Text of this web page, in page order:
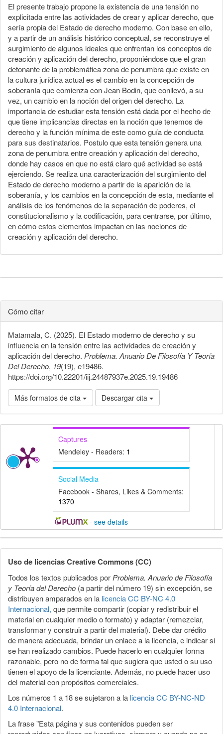
El presente trabajo propone la existencia de una tensión no
explicitada entre las actividades de crear y aplicar derecho, que
sería propia del Estado de derecho moderno. Con base en ello,
y a partir de un análisis histórico conceptual, se reconstruye el
surgimiento de algunos ideales que enfrentan los conceptos de
creación y aplicación del derecho, proponiéndose que el gran
detonante de la problemática zona de penumbra que existe en
la cultura jurídica actual es el cambio en la concepción de
soberanía que comienza con Jean Bodin, que conllevó, a su
vez, un cambio en la noción del origen del derecho. La
importancia de estudiar esta tensión está dada por el hecho de
que tiene implicancias directas en la noción que tenemos de
derecho y la función mínima de este como guía de conducta
para sus destinatarios. Postulo que esta tensión genera una
zona de penumbra entre creación y aplicación del derecho,
donde hay casos en que no está claro qué actividad se está
ejerciendo. Se realiza una caracterización del surgimiento del
Estado de derecho moderno a partir de la aparición de la
soberanía, y los cambios en la concepción de esta, mediante el
análisis de los fenómenos de la separación de poderes, el
constitucionalismo y la codificación, para centrarse, por último,
en cómo estos elementos impactan en las nociones de
creación y aplicación del derecho.
Cómo citar
Matamala, C. (2025). El Estado moderno de derecho y su
influencia en la tensión entre las actividades de creación y
aplicación del derecho. Problema. Anuario De Filosofía Y Teoría
Del Derecho, 19(19), e19486.
https://doi.org/10.22201/iij.24487937e.2025.19.19486
Más formatos de cita Descargar cita
Captures
Mendeley - Readers: 1
Social Media
Facebook - Shares, Likes & Comments:
1370
- see details
Detalles
del
artículo
Uso de licencias Creative Commons (CC)
Todos los textos publicados por Problema. Anuario de Filosofía
y Teoría del Derecho (a partir del número 19) sin excepción, se
distribuyen amparados en la licencia CC BY-NC 4.0
Internacional, que permite compartir (copiar y redistribuir el
material en cualquier medio o formato) y adaptar (remezclar,
transformar y construir a partir del material). Debe dar crédito
de manera adecuada, brindar un enlace a la licencia, e indicar si
se han realizado cambios. Puede hacerlo en cualquier forma
razonable, pero no de forma tal que sugiera que usted o su uso
tienen el apoyo de la licenciante. Además, no puede hacer uso
del material con propósitos comerciales.
Los números 1 a 18 se sujetaron a la licencia CC BY-NC-ND
4.0 Internacional.
La frase "Esta página y sus contenidos pueden ser